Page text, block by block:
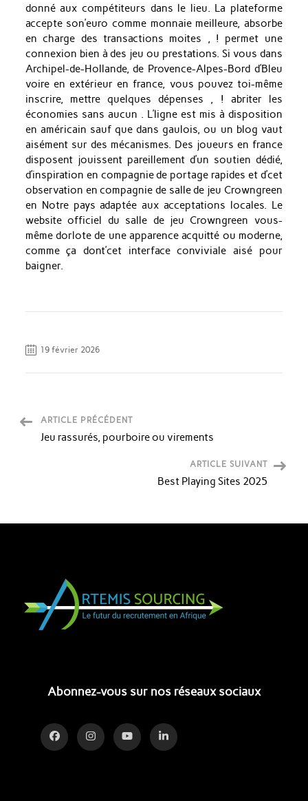
donné aux compétiteurs dans le lieu. La plateforme
accepte son’euro comme monnaie meilleure, absorbe
en charge des transactions moites , ! permet une
connexion bien à des jeu ou prestations. Si vous dans
Archipel-de-Hollande, de Provence-Alpes-Bord d’Bleu
voire en extérieur en france, vous pouvez toi-même
inscrire, mettre quelques dépenses , ! abriter les
économies sans aucun . L’ligne est mis à disposition
en américain sauf que dans gaulois, ou un blog vaut
aisément sur des mécanismes. Des joueurs en france
disposent jouissent pareillement d’un soutien dédié,
d’inspiration en compagnie de portage rapides et d’cet
observation en compagnie de salle de jeu Crowngreen
en Notre pays adaptée aux acceptations locales. Le
website officiel du salle de jeu Crowngreen vous-
même dorlote de une apparence acquitté ou moderne,
comme ça dont’cet interface conviviale aisé pour
baigner.
19 février 2026
ARTICLE PRÉCÉDENT
Jeu rassurés, pourboire ou virements
ARTICLE SUIVANT
Best Playing Sites 2025
Abonnez-vous sur nos réseaux sociaux